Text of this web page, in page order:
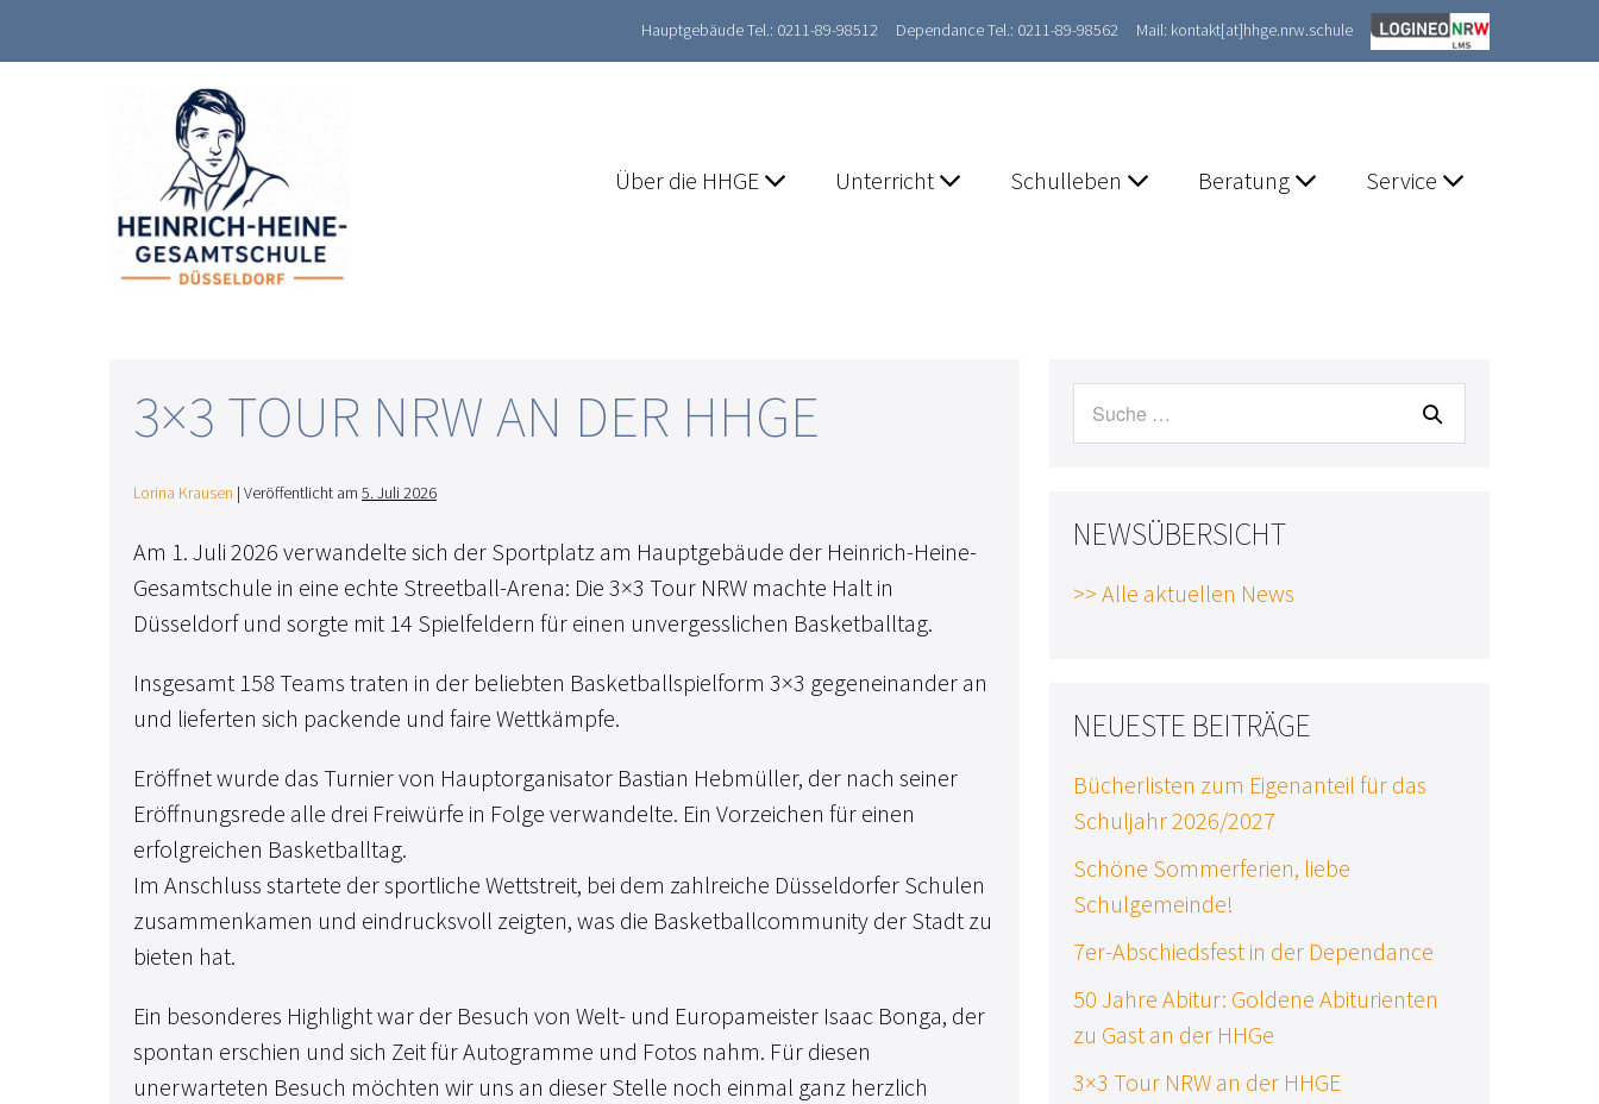
Hauptgebäude Tel.: 0211-89-98512 Dependance Tel.: 0211-89-98562 Mail: kontakt[at]hhge.nrw.schule
Über die HHGE Unterricht Schulleben Beratung Service
3×3 TOUR NRW AN DER HHGE
Lorina Krausen | Veröffentlicht am 5. Juli 2026
Am 1. Juli 2026 verwandelte sich der Sportplatz am Hauptgebäude der Heinrich-Heine-
Gesamtschule in eine echte Streetball-Arena: Die 3×3 Tour NRW machte Halt in
Düsseldorf und sorgte mit 14 Spielfeldern für einen unvergesslichen Basketballtag.
Insgesamt 158 Teams traten in der beliebten Basketballspielform 3×3 gegeneinander an
und lieferten sich packende und faire Wettkämpfe.
Eröffnet wurde das Turnier von Hauptorganisator Bastian Hebmüller, der nach seiner
Eröffnungsrede alle drei Freiwürfe in Folge verwandelte. Ein Vorzeichen für einen
erfolgreichen Basketballtag.
Im Anschluss startete der sportliche Wettstreit, bei dem zahlreiche Düsseldorfer Schulen
zusammenkamen und eindrucksvoll zeigten, was die Basketballcommunity der Stadt zu
bieten hat.
Ein besonderes Highlight war der Besuch von Welt- und Europameister Isaac Bonga, der
spontan erschien und sich Zeit für Autogramme und Fotos nahm. Für diesen
unerwarteten Besuch möchten wir uns an dieser Stelle noch einmal ganz herzlich
Suche
nach:
NEWSÜBERSICHT
>> Alle aktuellen News
NEUESTE BEITRÄGE
Bücherlisten zum Eigenanteil für das
Schuljahr 2026/2027
Schöne Sommerferien, liebe
Schulgemeinde!
7er-Abschiedsfest in der Dependance
50 Jahre Abitur: Goldene Abiturienten
zu Gast an der HHGe
3×3 Tour NRW an der HHGE